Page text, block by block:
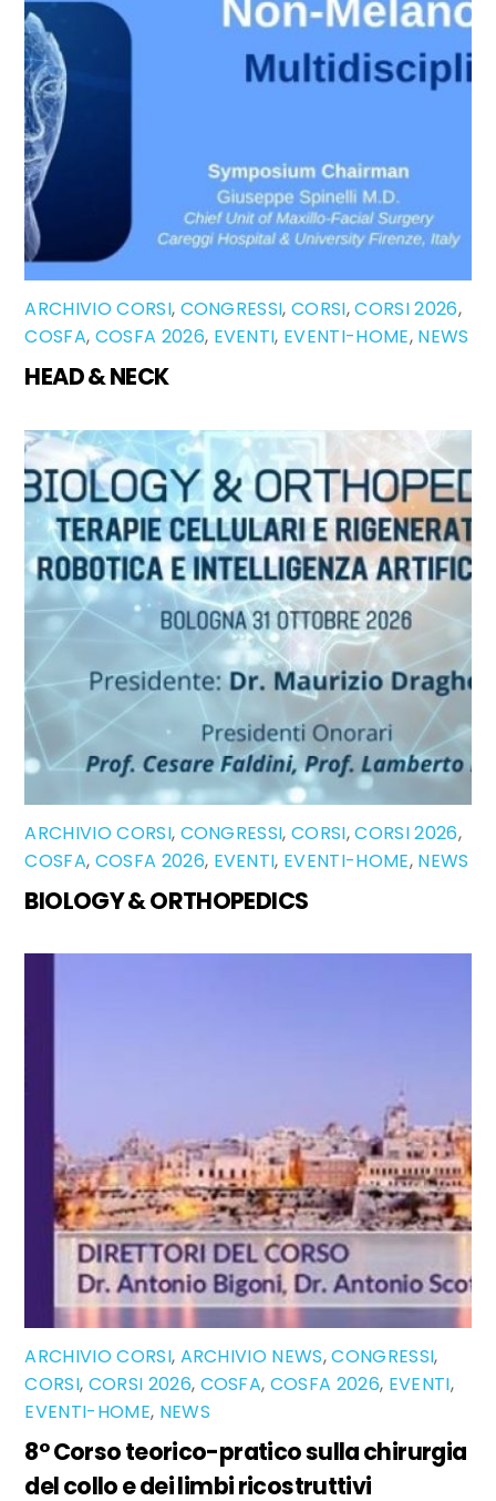
ARCHIVIO CORSI, CONGRESSI,CORSI,CORSI 2026,
COSFA, COSFA 2026, EVENTI, EVENTI-HOME, NEWS
HEAD & NECK
ARCHIVIO CORSI, CONGRESSI,CORSI,CORSI 2026,
COSFA, COSFA 2026, EVENTI, EVENTI-HOME, NEWS
BIOLOGY & ORTHOPEDICS
ARCHIVIO CORSI, ARCHIVIO NEWS,CONGRESSI,
CORSI, CORSI 2026, COSFA, COSFA 2026, EVENTI,
EVENTI-HOME, NEWS
8° Corso teorico-pratico sulla chirurgia
del collo e dei limbi ricostruttivi